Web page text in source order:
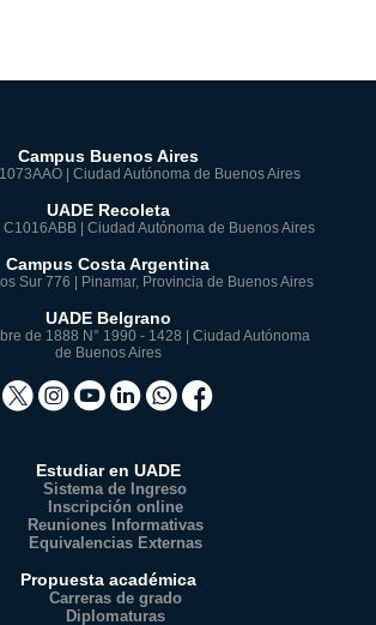
Campus Buenos Aires
| Ciudad Autónoma de Buenos Aires
UADE Recoleta
| Ciudad Autónoma de Buenos Aires
Campus Costa Argentina
Sur 776 | Pinamar, Provincia de Buenos Aires
UADE Belgrano
de 1888 N° 1990 - 1428 | Ciudad Autónoma
de Buenos Aires
Estudiar en UADE
Sistema de Ingreso
Inscripción online
Reuniones Informativas
Equivalencias Externas
Propuesta académica
Carreras de grado
Diplomaturas